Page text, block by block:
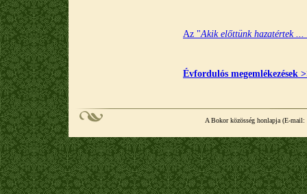
Az "Akik előttünk hazatértek
Évfordulós megemlékezések
A Bokor közösség honlapja (E-mail: